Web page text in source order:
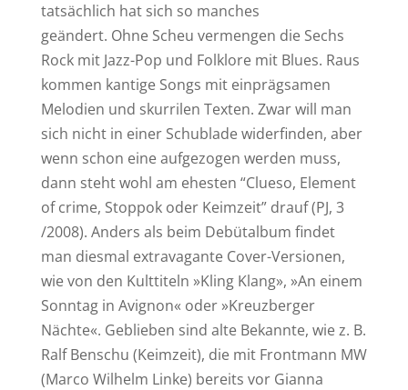
tatsächlich hat sich so manches
geändert. Ohne Scheu vermengen die Sechs
Rock mit Jazz-Pop und Folklore mit Blues. Raus
kommen kantige Songs mit einprägsamen
Melodien und skurrilen Texten. Zwar will man
sich nicht in einer Schublade widerfinden, aber
wenn schon eine aufgezogen werden muss,
dann steht wohl am ehesten “Clueso, Element
of crime, Stoppok oder Keimzeit” drauf (PJ, 3
/2008). Anders als beim Debütalbum findet
man diesmal extravagante Cover-Versionen,
wie von den Kulttiteln »Kling Klang», »An einem
Sonntag in Avignon« oder »Kreuzberger
Nächte«. Geblieben sind alte Bekannte, wie z. B.
Ralf Benschu (Keimzeit), die mit Frontmann MW
(Marco Wilhelm Linke) bereits vor Gianna